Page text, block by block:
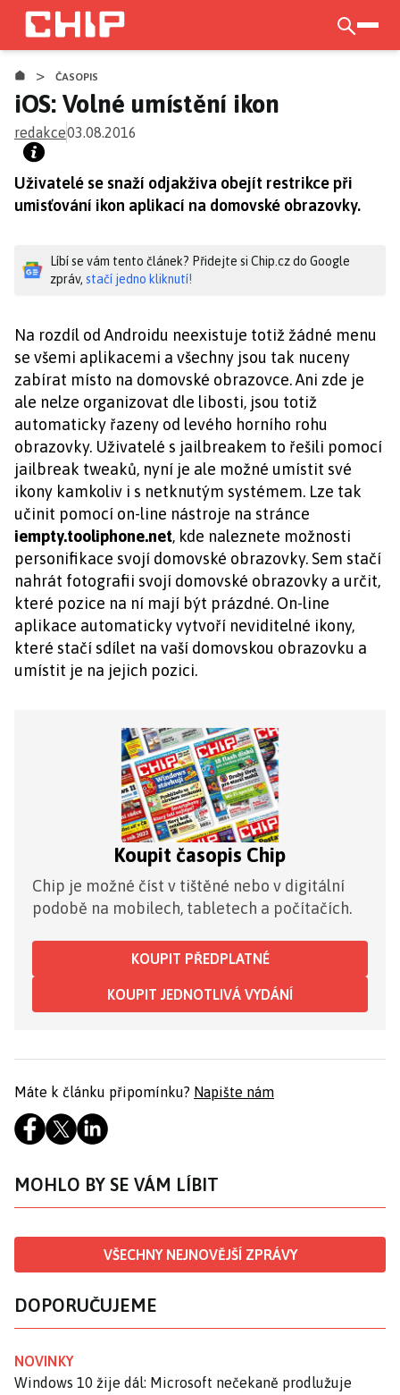
Přejít
hlavnímu
obsahu
> ČASOPIS
iOS: Volné umístění ikon
redakce03.08.2016
Uživatelé se snaží odjakživa obejít restrikce při
umisťování ikon aplikací na domovské obrazovky.
Líbí se vám tento článek? Přidejte si Chip.cz do Google
zpráv, stačí jedno kliknutí!
Na rozdíl od Androidu neexistuje totiž žádné menu
se všemi aplikacemi a všechny jsou tak nuceny
zabírat místo na domovské obrazovce. Ani zde je
ale nelze organizovat dle libosti, jsou totiž
automaticky řazeny od levého horního rohu
obrazovky. Uživatelé s jailbreakem to řešili pomocí
jailbreak tweaků, nyní je ale možné umístit své
ikony kamkoliv i s netknutým systémem. Lze tak
učinit pomocí on-line nástroje na stránce
iempty.tooliphone.net, kde naleznete možnosti
personifikace svojí domovské obrazovky. Sem stačí
nahrát fotografii svojí domovské obrazovky a určit,
které pozice na ní mají být prázdné. On-line
aplikace automaticky vytvoří neviditelné ikony,
které stačí sdílet na vaší domovskou obrazovku a
umístit je na jejich pozici.
Koupit časopis Chip
Chip je možné číst v tištěné nebo v digitální
podobě na mobilech, tabletech a počítačích.
KOUPIT PŘEDPLATNÉ
KOUPIT JEDNOTLIVÁ VYDÁNÍ
Máte k článku připomínku? Napište nám
MOHLO BY SE VÁM LÍBIT
VŠECHNY NEJNOVĚJŠÍ ZPRÁVY
DOPORUČUJEME
NOVINKY
Windows 10 žije dál: Microsoft nečekaně prodlužuje